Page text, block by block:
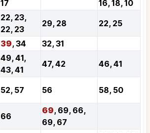
17 16, 18, 10
22, 23,
22, 23
29, 28 22, 25
39, 34 32, 31
49, 41,
43, 41
47, 42 46, 41
52, 57 56 58, 50
66
69, 69, 66,
69, 67